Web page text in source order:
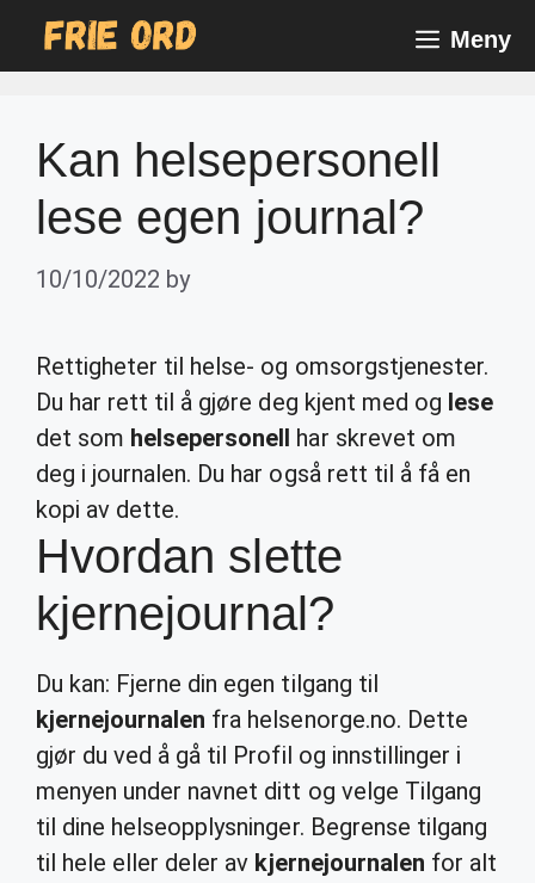
Meny
Kan helsepersonell
lese egen journal?
10/10/2022 by
Rettigheter til helse- og omsorgstjenester.
Du har rett til å gjøre deg kjent med og lese
det som helsepersonell har skrevet om
deg i journalen. Du har også rett til å få en
kopi av dette.
Hvordan slette
kjernejournal?
Du kan: Fjerne din egen tilgang til
kjernejournalen fra helsenorge.no. Dette
gjør du ved å gå til Profil og innstillinger i
menyen under navnet ditt og velge Tilgang
til dine helseopplysninger. Begrense tilgang
til hele eller deler av kjernejournalen for alt